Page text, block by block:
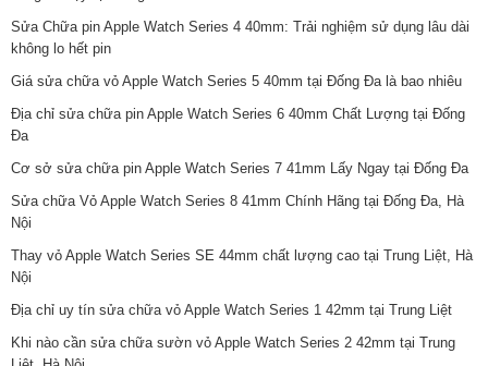
Sửa Chữa pin Apple Watch Series 4 40mm: Trải nghiệm sử dụng lâu dài
không lo hết pin
Giá sửa chữa vỏ Apple Watch Series 5 40mm tại Đống Đa là bao nhiêu
Địa chỉ sửa chữa pin Apple Watch Series 6 40mm Chất Lượng tại Đống
Đa
Cơ sở sửa chữa pin Apple Watch Series 7 41mm Lấy Ngay tại Đống Đa
Sửa chữa Vỏ Apple Watch Series 8 41mm Chính Hãng tại Đống Đa, Hà
Nội
Thay vỏ Apple Watch Series SE 44mm chất lượng cao tại Trung Liệt, Hà
Nội
Địa chỉ uy tín sửa chữa vỏ Apple Watch Series 1 42mm tại Trung Liệt
Khi nào cần sửa chữa sườn vỏ Apple Watch Series 2 42mm tại Trung